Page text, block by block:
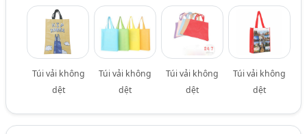
Túi vải không
dệt
Túi vải không
dệt
Túi vải không
dệt
Túi vải không
dệt